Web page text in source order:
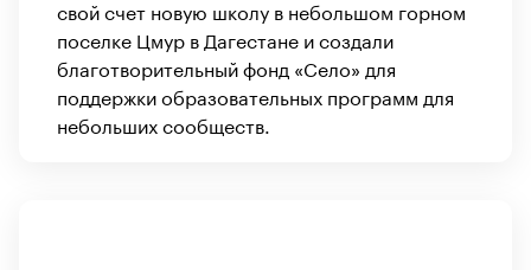
свой счет новую школу в небольшом горном
поселке Цмур в Дагестане и создали
благотворительный фонд «Село» для
поддержки образовательных программ для
небольших сообществ.